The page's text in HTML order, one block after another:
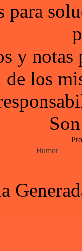
para
y notas
los
Humor